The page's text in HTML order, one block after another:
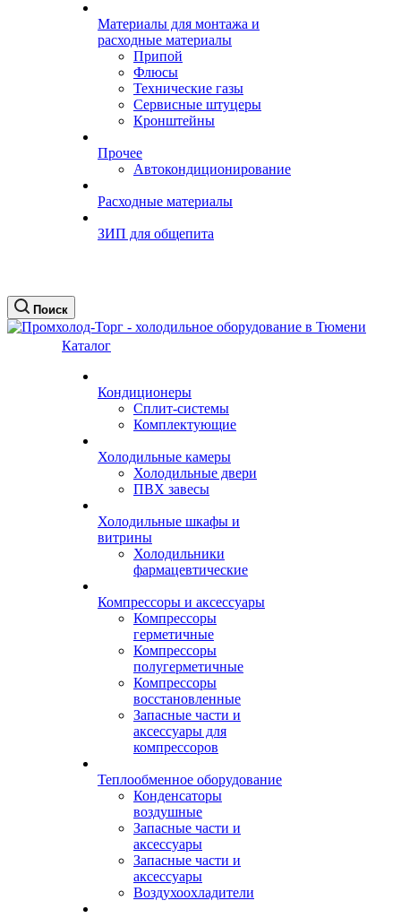
Материалы для монтажа и
расходные материалы
Припой
Флюсы
Технические газы
Сервисные штуцеры
Кронштейны
Прочее
Автокондиционирование
Расходные материалы
ЗИП для общепита
Поиск
Каталог
Кондиционеры
Сплит-системы
Комплектующие
Холодильные камеры
Холодильные двери
ПВХ завесы
Холодильные шкафы и
витрины
Холодильники
фармацевтические
Компрессоры и аксессуары
Компрессоры
герметичные
Компрессоры
полугерметичные
Компрессоры
восстановленные
Запасные части и
аксессуары для
компрессоров
Теплообменное оборудование
Конденсаторы
воздушные
Запасные части и
аксессуары
Запасные части и
аксессуары
Воздухоохладители